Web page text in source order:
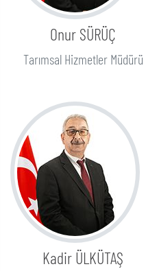
Onur SÜRÜÇ
Tarımsal Hizmetler Müdürü
Kadir ÜLKÜTAŞ